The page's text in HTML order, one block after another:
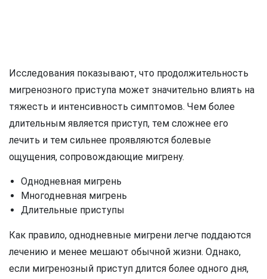
Исследования показывают, что продолжительность
мигренозного приступа может значительно влиять на
тяжесть и интенсивность симптомов. Чем более
длительным является приступ, тем сложнее его
лечить и тем сильнее проявляются болевые
ощущения, сопровождающие мигрену.
Однодневная мигрень
Многодневная мигрень
Длительные приступы
Как правило, однодневные мигрени легче поддаются
лечению и менее мешают обычной жизни. Однако,
если мигренозный приступ длится более одного дня,